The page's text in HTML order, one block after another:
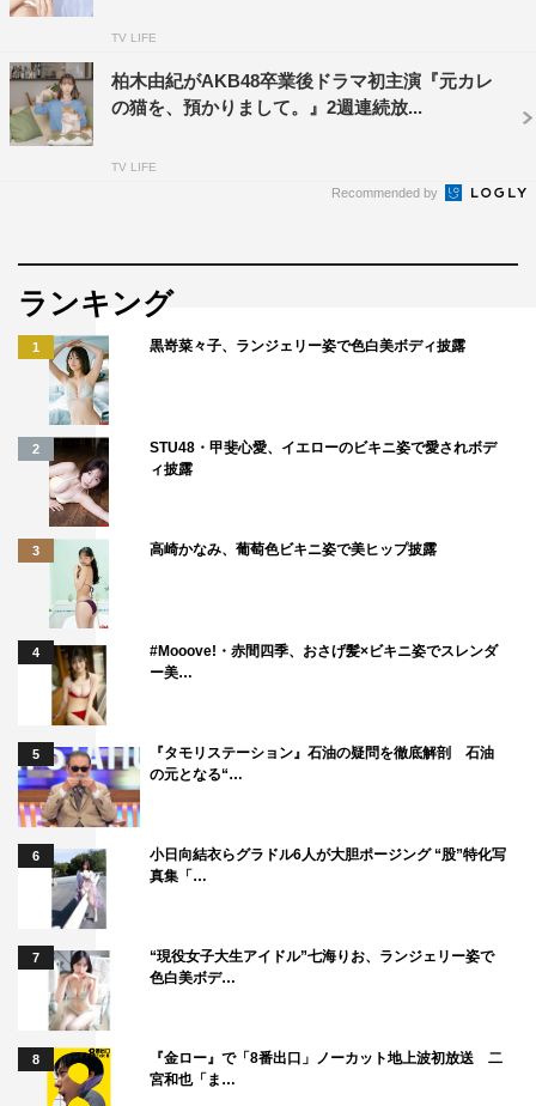
TV LIFE
柏木由紀がAKB48卒業後ドラマ初主演『元カレ
の猫を、預かりまして。』2週連続放...
TV LIFE
Recommended by
ランキング
1 黒嵜菜々子、ランジェリー姿で色白美ボディ披露
2
STU48・甲斐心愛、イエローのビキニ姿で愛されボデ
ィ披露
3 高崎かなみ、葡萄色ビキニ姿で美ヒップ披露
4
#Mooove!・赤間四季、おさげ髪×ビキニ姿でスレンダ
ー美…
5
『タモリステーション』石油の疑問を徹底解剖 石油
の元となる“…
6
小日向結衣らグラドル6人が大胆ポージング “股”特化写
真集「…
7
“現役女子大生アイドル”七海りお、ランジェリー姿で
色白美ボデ…
8
『金ロー』で「8番出口」ノーカット地上波初放送 二
宮和也「ま…